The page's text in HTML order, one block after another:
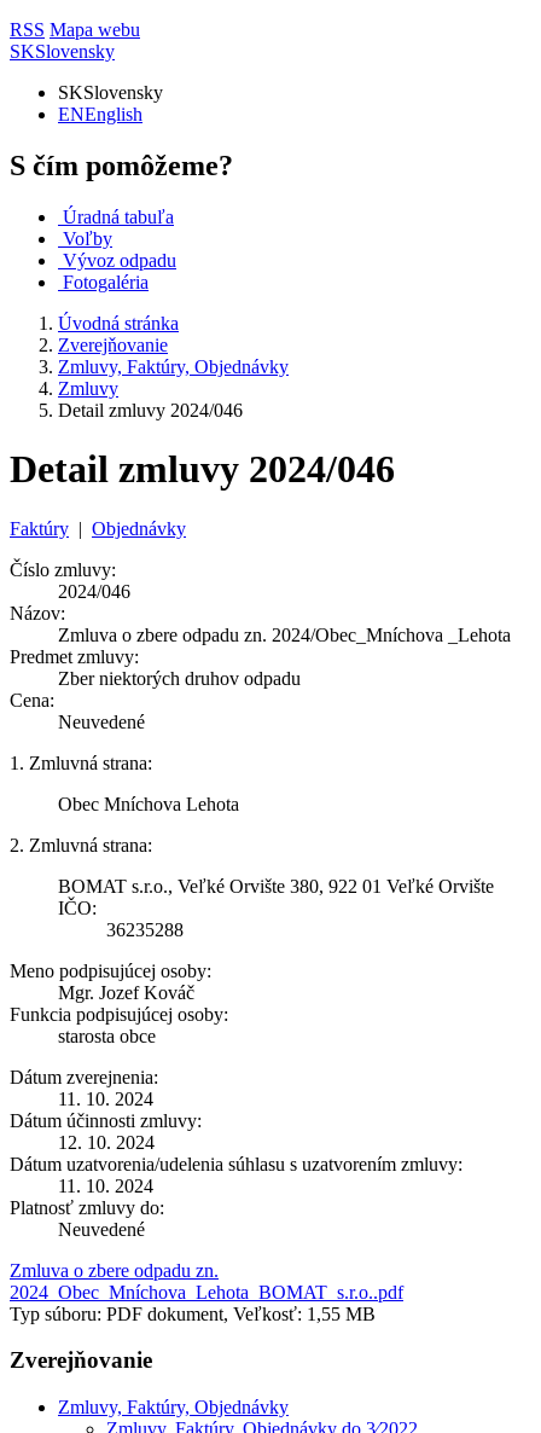
RSS Mapa webu
SKSlovensky
SKSlovensky
ENEnglish
S čím pomôžeme?
Úradná tabuľa
Voľby
Vývoz odpadu
Fotogaléria
Úvodná stránka
Zverejňovanie
Zmluvy, Faktúry, Objednávky
Zmluvy
Detail zmluvy 2024/046
Detail zmluvy 2024/046
Faktúry | Objednávky
Číslo zmluvy:
2024/046
Názov:
Zmluva o zbere odpadu zn. 2024/Obec_Mníchova _Lehota
Predmet zmluvy:
Zber niektorých druhov odpadu
Cena:
Neuvedené
1. Zmluvná strana:
Obec Mníchova Lehota
2. Zmluvná strana:
BOMAT s.r.o., Veľké Orvište 380, 922 01 Veľké Orvište
IČO:
36235288
Meno podpisujúcej osoby:
Mgr. Jozef Kováč
Funkcia podpisujúcej osoby:
starosta obce
Dátum zverejnenia:
11. 10. 2024
Dátum účinnosti zmluvy:
12. 10. 2024
Dátum uzatvorenia/udelenia súhlasu s uzatvorením zmluvy:
11. 10. 2024
Platnosť zmluvy do:
Neuvedené
Zmluva o zbere odpadu zn.
2024_Obec_Mníchova_Lehota_BOMAT_s.r.o..pdf
Typ súboru: PDF dokument, Veľkosť: 1,55 MB
Zverejňovanie
Zmluvy, Faktúry, Objednávky